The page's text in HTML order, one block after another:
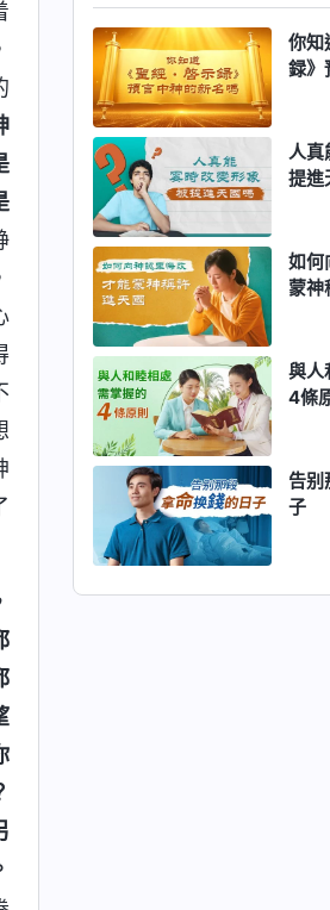
你知
録》
人
提進
如何
蒙神
與人
4條
告别
子